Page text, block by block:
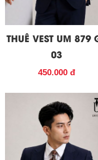
THUÊ VEST UM 879
03
450.000 đ